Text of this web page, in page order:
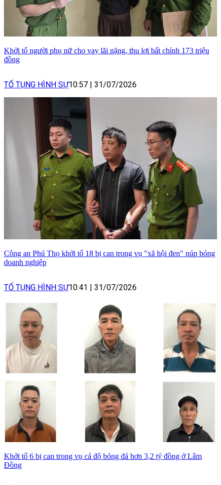
Khởi tố người phụ nữ cho vay lãi nặng, thu lợi bất chính 173 triệu
đồng
TỐ TỤNG HÌNH SỰ10:57 31/07/2026
Công an Phú Thọ khởi tố 18 bị can trong vụ "xã hội đen" núp bóng
doanh nghiệp
TỐ TỤNG HÌNH SỰ10:41 31/07/2026
Khởi tố 6 bị can trong vụ cá độ bóng đá hơn 3,2 tỷ đồng ở Lâm
Đồng